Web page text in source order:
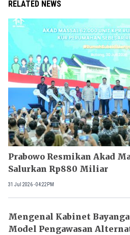
RELATED NEWS
Prabowo Resmikan Akad
Salurkan Rp880 Miliar
31 Jul 2026 - 04:22PM
Mengenal Kabinet
Model Pengawasan